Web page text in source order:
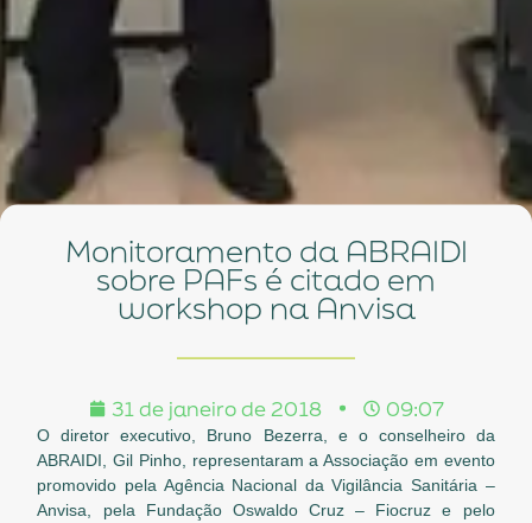
Monitoramento da ABRAIDI
sobre PAFs é citado em
workshop na Anvisa
31 de janeiro de 2018 09:07
O diretor executivo, Bruno Bezerra, e o conselheiro da
ABRAIDI, Gil Pinho, representaram a Associação em evento
promovido pela Agência Nacional da Vigilância Sanitária –
Anvisa, pela Fundação Oswaldo Cruz – Fiocruz e pelo